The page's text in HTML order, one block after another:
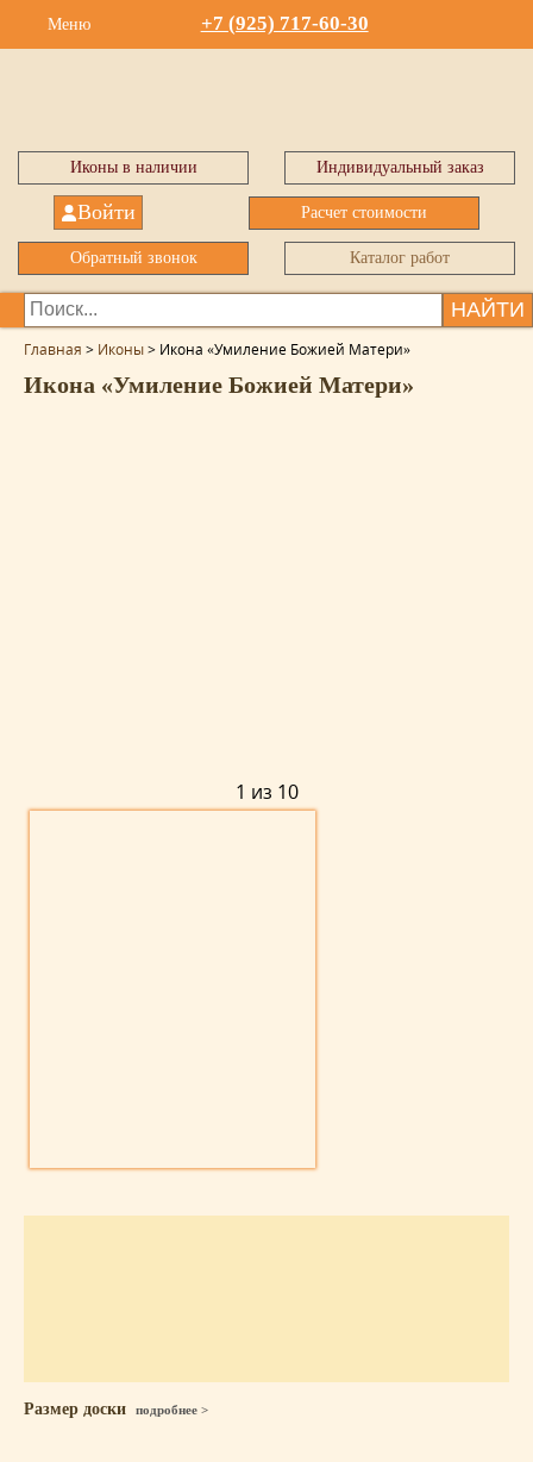
Меню +7 (925) 717-60-30
Иконы в наличии Индивидуальный заказ
Войти Расчет стоимости
Обратный звонок Каталог работ
НАЙТИ
Главная > Иконы> Икона «Умиление Божией Матери»
Икона «Умиление Божией Матери»
1 из 10
Размер доски подробнее >